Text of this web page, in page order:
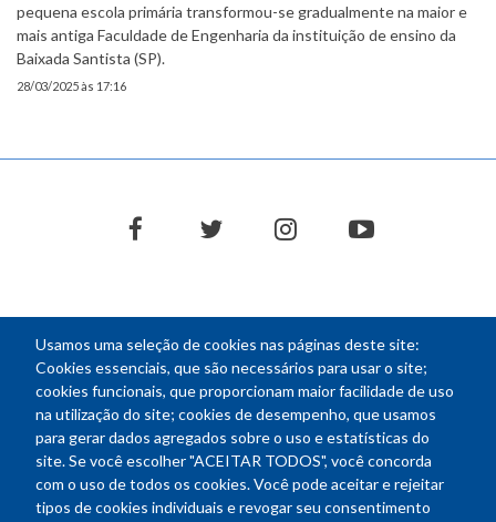
Usamos uma seleção de cookies nas páginas deste site:
Cookies essenciais, que são necessários para usar o site;
cookies funcionais, que proporcionam maior facilidade de uso
na utilização do site; cookies de desempenho, que usamos
para gerar dados agregados sobre o uso e estatísticas do
site. Se você escolher "ACEITAR TODOS", você concorda
com o uso de todos os cookies. Você pode aceitar e rejeitar
tipos de cookies individuais e revogar seu consentimento
pequena escola primária transformou-se gradualmente na maior e
mais antiga Faculdade de Engenharia da instituição de ensino da
Baixada Santista (SP).
28/03/2025 às 17:16
facebooktwitter instagramyoutube
NEWSLETTER